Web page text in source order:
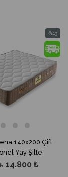
140x200 Çift
Yay Şilte
14.800 ₺
%13
İndirim